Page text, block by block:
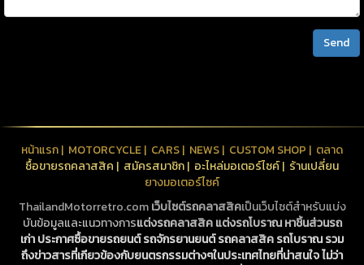
Send
หน้าแรก| MOTORCYCLE| CARS| NEWS| CUSTOM SHOP | ตลาด
ซื้อขายรถคลาสสิค | สมัครสมาชิก| อะไหล่มอเตอร์ไซค์| ร้านเปลี่ยน
ยางมอเตอร์ไซค์
ThailandMotorretro.comเว็บไซต์รถคลาสสิคเป็นเว็บไซต์สำหรับแบ่ง
บันข้อมูลและแนวทางการแต่งรถคลาสสิค แต่งรถโบราณ หาชิ้นส่วนรถ
เก่าประกาศซื้อขายรถยนต์ รถจักรยานยนต์รถคลาสสิครถโบราณรวม
ถึงข่าวสารที่เกียวข้องกับยนตรกรรมต่างๆในประเทศไทยที่น่าสนใจ ไม่ว่า